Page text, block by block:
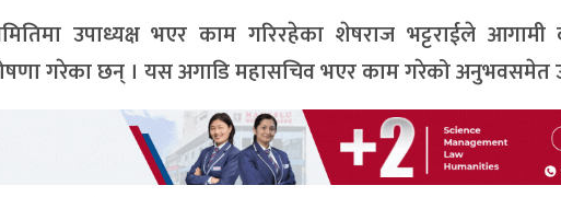
उपाध्यक्ष भएर काम गरिरहेका शेषराज भट्टराईले आगामी
गरेका छन् । यस अगाडि महासचिव भएर काम गरेको अनुभवसमेत